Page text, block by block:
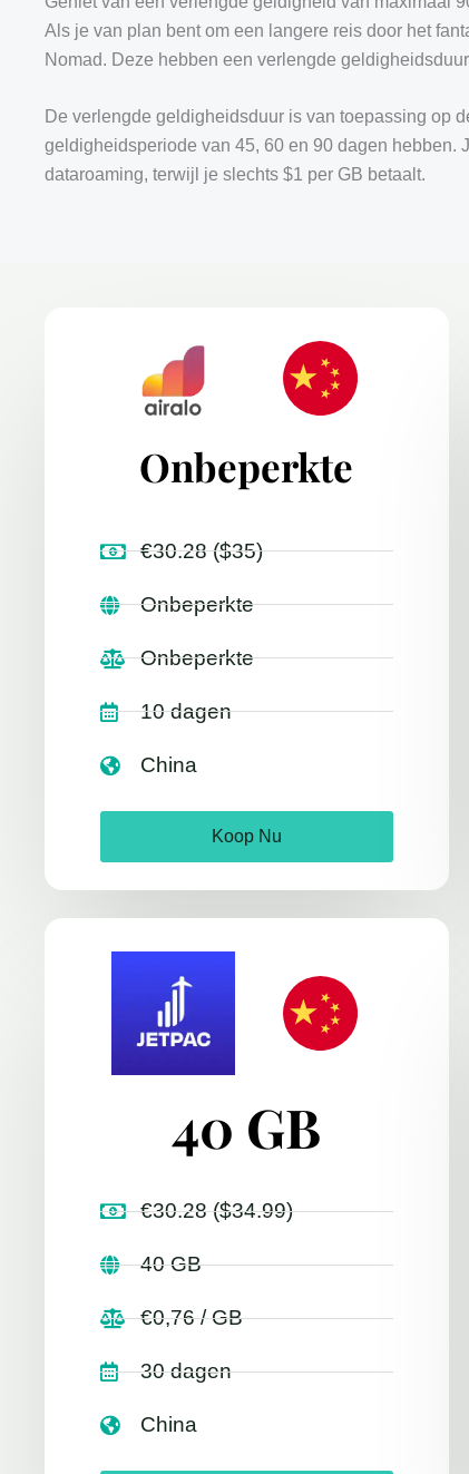
Als je van plan bent om een langere reis door het
Nomad. Deze hebben een verlengde
De verlengde geldigheidsduur is van toepassing op
geldigheidsperiode van 45, 60 en 90 dagen hebben.
dataroaming, terwijl je slechts $1 per GB betaalt.
Onbeperkte
€30.28 ($35)
Onbeperkte
Onbeperkte
10 dagen
China
Koop Nu
40 GB
€30.28 ($34.99)
40 GB
€0,76 / GB
30 dagen
China